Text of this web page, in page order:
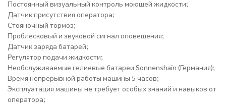
Постоянный визуальный контроль моющей жидкости;
Датчик присутствия оператора;
Стояночный тормоз;
Проблесковый и звуковой сигнал оповещения;
Датчик заряда батарей;
Регулятор подачи жидкости;
Необслуживаемые гелиевые батареи Sonnenshain (Германия);
Время непрерывной работы машины 5 часов;
Эксплуатация машины не требует особых знаний и навыков от
оператора;